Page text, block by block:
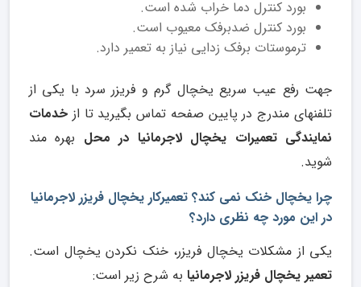
بورد کنترل دما خراب شده است.
بورد کنترل ضد‌برفک معیوب است.
ترموستات برفک زدایی نیاز به تعمیر دارد.
جهت رفع عیب سریع یخچال گرم و فریزر سرد با یکی از
تلفن­های مندرج در پایین صفحه تماس بگیرید تا از خدمات
نمایندگی تعمیرات یخچال لاجرمانیا در محل بهره مند
شوید.
چرا یخچال خنک نمی کند؟ تعمیرکار یخچال فریزر لاجرمانیا
در این مورد چه نظری دارد؟
یکی از مشکلات یخچال فریزر، خنک نکردن یخچال است.
تعمیر یخچال فریزر لاجرمانیا به شرح زیر است: